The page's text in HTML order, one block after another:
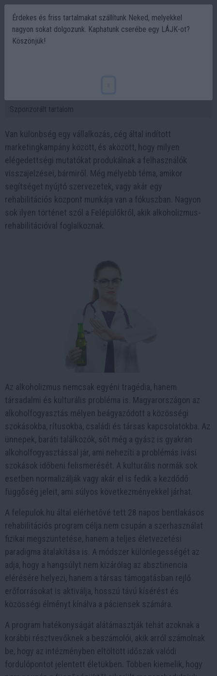
Szponzorált tartalom
Van különbség egy vállalkozás, cég által indított
marketingkampány között, és aközött, hogy milyen
elégedettségi mutatókat produkálnak a felhasználók
visszajelzései, bármiről. Még mélyebb téma, amikor
segítséget nyújtó szervezetek, vagy akár egy
rehabilitációs központ munkája van a fókuszban. Nagyon
sok ilyen történet szól a Felépülőkről, akik alkoholizmus-
rehabilitációval foglalkoznak.
Az alkoholizmus nemcsak egyéni tragédia, hanem
társadalmi és kulturális probléma is. Magyarországon az
alkoholfogyasztás mélyen beágyazódott a közösségi
szokásokba, rítusokba, családi és társas kapcsolatokba. Az
ünnepek, baráti találkozók, sőt még a gyász is gyakran
alkoholfogyasztással jár, ami nehezíti a problémás ivási
szokások időbeni felismerését. A kulturális normák sok
esetben normalizálják vagy akár el is fedik a kezdődő
függőség jeleit, ami súlyos következményekkel járhat.
A felepulok.hu által elérhetővé tett 28 napos bentlakásos
rehabilitációs program célja nem csupán a szerhasználat
fizikai megszüntetése, hanem a teljes életvezetési
paradigma átalakítása is. A módszer különlegességét az
adja, hogy a hangsúlyt nem kizárólag az absztinencia
elérésére helyezi, hanem a társas támogatásban rejlő
erőforrásokat is aktiválja, hosszú távú kísérést és
közösségi élményt kínálva a páciensek számára.
A program hatékonyságát alátámasztják tehát azoknak a
korábbi résztvevőknek a beszámolói, akik arról számolnak
be, hogy az intézményben eltöltött időszak valódi
fordulópontot jelentett életükben. Többen kiemelik, hogy
Érdekes és friss tartalmakat szállítunk Neked, melyekkel
nagyon sokat dolgozunk. Kaphatunk cserébe egy LÁJK-ot?
Köszönjük!